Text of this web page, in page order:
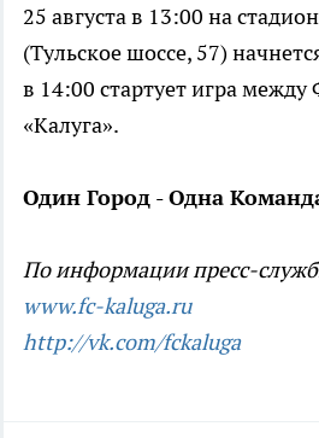
25 августа в 13:00 на
(Тульское шоссе, 57)
в 14:00 стартует игра
«Калуга».
Один Город - Одна
По информации пресс-
www.fc-kaluga.ru
http://vk.com/fckaluga